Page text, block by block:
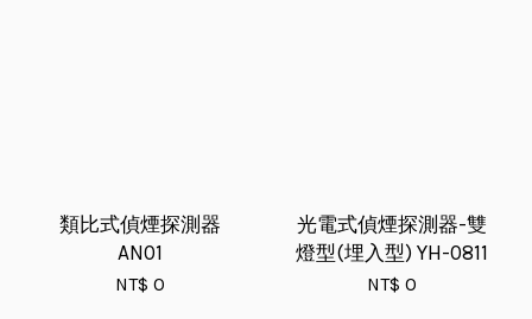
類比式偵煙探測器
AN01
NT$ 0
光電式偵煙探測器-雙
燈型(埋入型) YH-0811
NT$ 0